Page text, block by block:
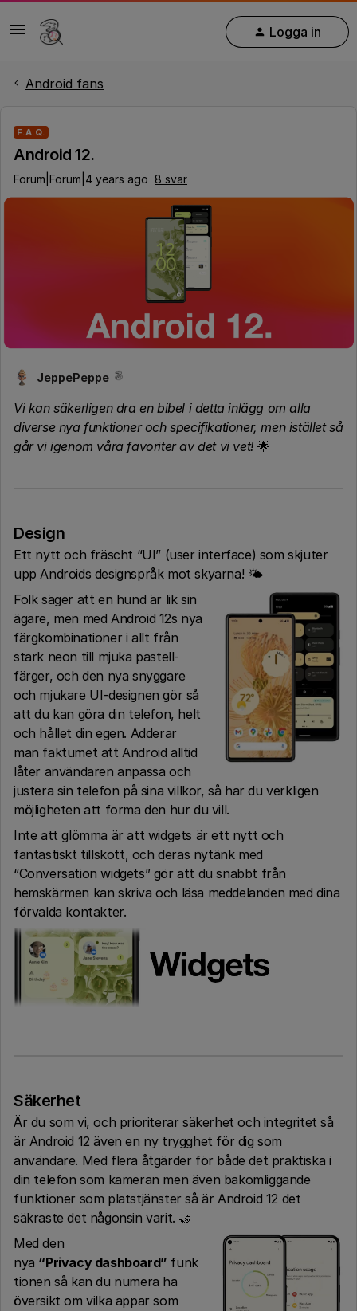
Logga in
Android fans
F.A.Q.
Android 12.
Forum|Forum|4 years ago 8 svar
JeppePeppe
Vi kan säkerligen dra en bibel i detta inlägg om alla
diverse nya funktioner och specifikationer, men istället så
går vi igenom våra favoriter av det vi vet!🌟
Design
Ett nytt och fräscht “UI” (user interface) som skjuter
upp Androids designspråk mot skyarna! 🌤
Folk säger att en hund är lik sin
ägare, men med Android 12s nya
färgkombinationer i allt från
stark neon till mjuka pastell-
färger, och den nya snyggare
och mjukare UI-designen gör så
att du kan göra din telefon, helt
och hållet din egen. Adderar
man faktumet att Android alltid
låter användaren anpassa och
justera sin telefon på sina villkor, så har du verkligen
möjligheten att forma den hur du vill.
Inte att glömma är att widgets är ett nytt och
fantastiskt tillskott, och deras nytänk med
“Conversation widgets” gör att du snabbt från
hemskärmen kan skriva och läsa meddelanden med dina
förvalda kontakter.
Säkerhet
Är du som vi, och prioriterar säkerhet och integritet så
är Android 12 även en ny trygghet för dig som
användare. Med flera åtgärder för både det praktiska i
din telefon som kameran men även bakomliggande
funktioner som platstjänster så är Android 12 det
säkraste det någonsin varit. 🤝
Med den
nya “Privacy dashboard” funk
tionen så kan du numera ha
översikt om vilka appar som